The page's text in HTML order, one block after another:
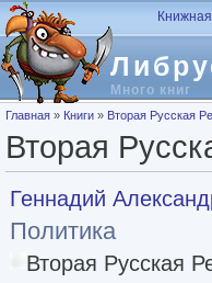
Перейти к основному содержанию
Много книг
Вы здесь
Главная » Книги » Вторая Русская
Вторая
Геннадий
Политика
Вторая Русская